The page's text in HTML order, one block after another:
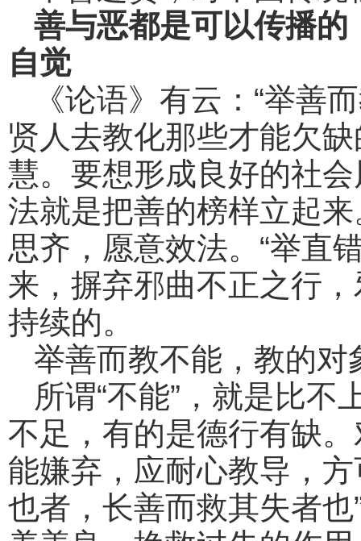
善与恶都是可以传播
自觉
《论语》有云：“举善
贤人去教化那些才能欠
慧。要想形成良好的社
法就是把善的榜样立起
思齐，愿意效法。“举直
来，摒弃邪曲不正之行
持续的。
举善而教不能，教的对
所谓“不能”，就是比不
不足，有的是德行有缺
能嫌弃，应耐心教导，
也者，长善而救其失者